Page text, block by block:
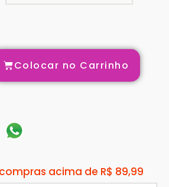
Colocar no Carrinho
acima de R$ 89,99